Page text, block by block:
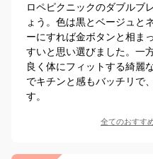
ロペピクニックのダブルブ
ょう。色は黒とベージュと
ーにすれば金ボタンと相ま
すいと思い選びました。一
良く体にフィットする綺麗
でキチンと感もバッチリで
す。
全てのおすす